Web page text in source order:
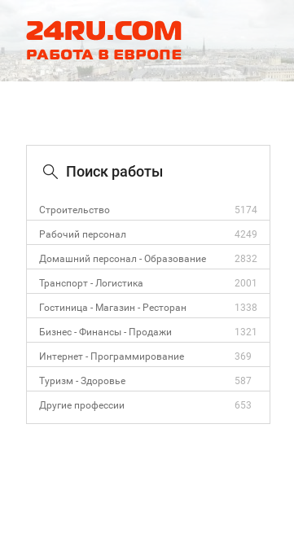
Поиск работы
Строительство 5174
Рабочий персонал 4249
Домашний персонал - Образование 2832
Транспорт - Логистика 2001
Гостиница - Магазин - Ресторан 1338
Бизнес - Финансы - Продажи 1321
Интернет - Программирование 369
Туризм - Здоровье 587
Другие профессии 653